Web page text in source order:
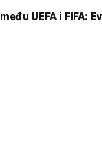
UEFA i FIFA: